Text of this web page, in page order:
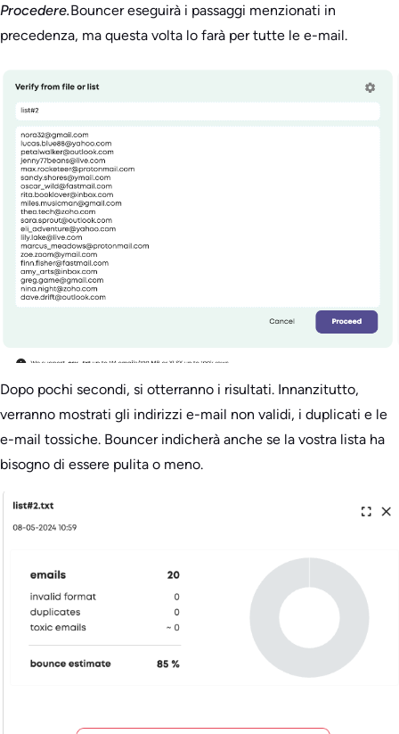
Procedere.Bouncer eseguirà i passaggi menzionati in
precedenza, ma questa volta lo farà per tutte le e-mail.
Dopo pochi secondi, si otterranno i risultati. Innanzitutto,
verranno mostrati gli indirizzi e-mail non validi, i duplicati e le
e-mail tossiche. Bouncer indicherà anche se la vostra lista ha
bisogno di essere pulita o meno.